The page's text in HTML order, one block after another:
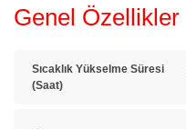
Genel Özellikler
Sıcaklık Yükselme Süresi
(Saat)